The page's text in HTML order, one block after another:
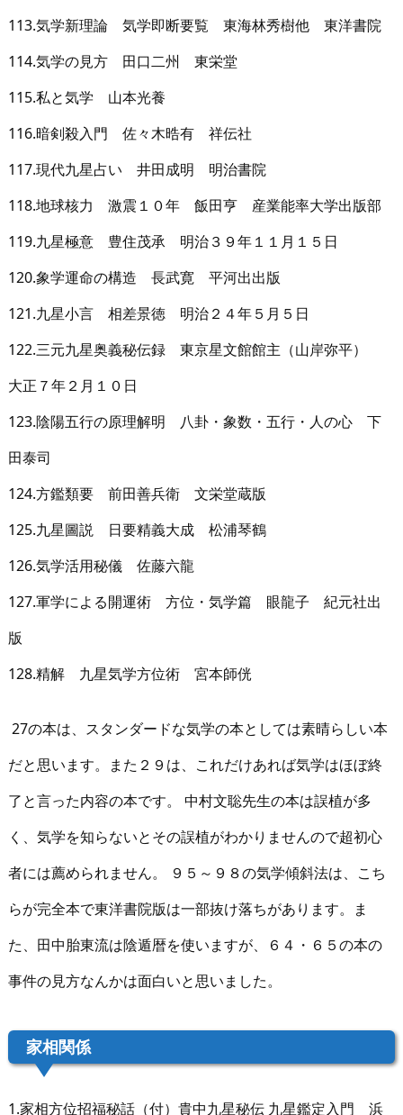
113.気学新理論 気学即断要覧 東海林秀樹他 東洋書院
114.気学の見方 田口二州 東栄堂
115.私と気学 山本光養
116.暗剣殺入門 佐々木晧有 祥伝社
117.現代九星占い 井田成明 明治書院
118.地球核力 激震１０年 飯田亨 産業能率大学出版部
119.九星極意 豊住茂承 明治３９年１１月１５日
120.象学運命の構造 長武寛 平河出出版
121.九星小言 相差景徳 明治２４年５月５日
122.三元九星奥義秘伝録 東京星文館館主（山岸弥平）
大正７年２月１０日
123.陰陽五行の原理解明 八卦・象数・五行・人の心 下
田泰司
124.方鑑類要 前田善兵衛 文栄堂蔵版
125.九星圖説 日要精義大成 松浦琴鶴
126.気学活用秘儀 佐藤六龍
127.軍学による開運術 方位・気学篇 眼龍子 紀元社出
版
128.精解 九星気学方位術 宮本師侊
27の本は、スタンダードな気学の本としては素晴らしい本
だと思います。また２９は、これだけあれば気学はほぼ終
了と言った内容の本です。 中村文聡先生の本は誤植が多
く、気学を知らないとその誤植がわかりませんので超初心
者には薦められません。 ９５～９８の気学傾斜法は、こち
らが完全本で東洋書院版は一部抜け落ちがあります。ま
た、田中胎東流は陰遁暦を使いますが、６４・６５の本の
事件の見方なんかは面白いと思いました。
家相関係
1.家相方位招福秘話（付）貴中九星秘伝 九星鑑定入門 浜